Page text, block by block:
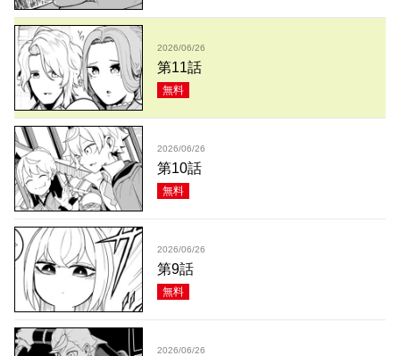
2026/06/26
第11話
無料
2026/06/26
第10話
無料
2026/06/26
第9話
無料
2026/06/26